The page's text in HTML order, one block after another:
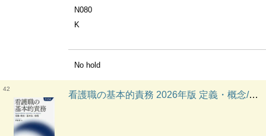
N080
K
No hold
42
看護職の基本的責務 2026年版 定義・概念/基本法/倫理